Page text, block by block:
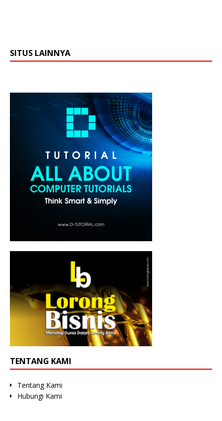
SITUS LAINNYA
TENTANG KAMI
Tentang Kami
Hubungi Kami